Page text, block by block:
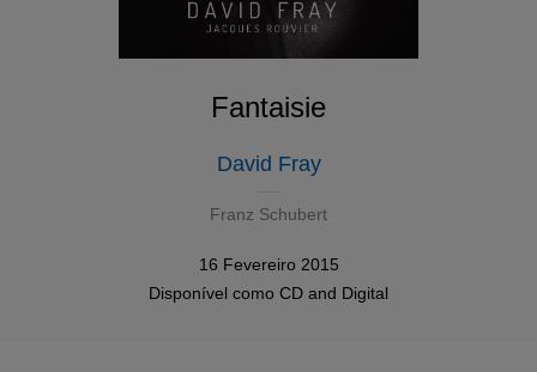
Fantaisie
David Fray
Franz Schubert
16 Fevereiro 2015
Disponível como CD and Digital